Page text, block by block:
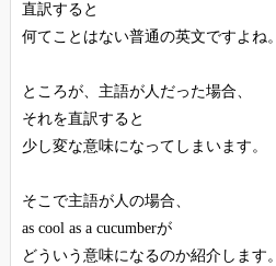
直訳すると
何てことはない普通の英文ですよね。
ところが、主語が人だった場合、
それを直訳すると
少し変な意味になってしまいます。
そこで主語が人の場合、
as cool as a cucumberが
どういう意味になるのか紹介します。